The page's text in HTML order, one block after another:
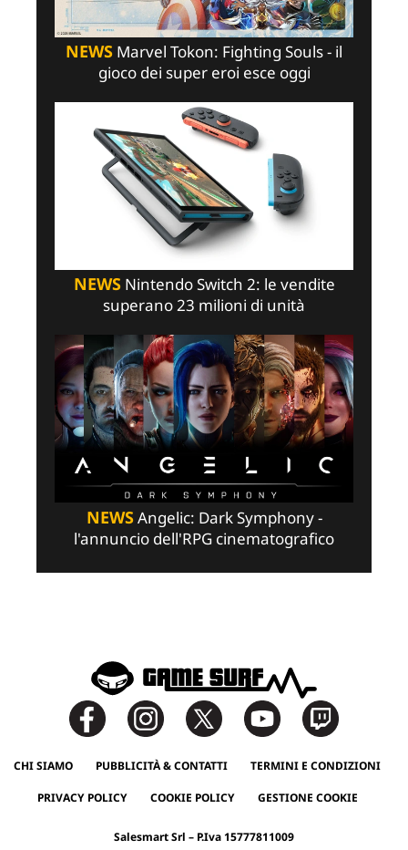
NEWS Marvel Tokon: Fighting Souls - il
gioco dei super eroi esce oggi
NEWSNintendo Switch 2: le vendite
superano 23 milioni di unità
NEWSAngelic: Dark Symphony -
l'annuncio dell'RPG cinematografico
CHI SIAMO PUBBLICITÀ & CONTATTI TERMINI E CONDIZIONI
PRIVACY POLICY COOKIE POLICY GESTIONE COOKIE
Salesmart Srl – P.Iva 15777811009